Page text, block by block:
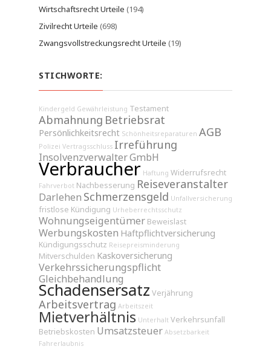
Wirtschaftsrecht Urteile (194)
Zivilrecht Urteile (698)
Zwangsvollstreckungsrecht Urteile (19)
STICHWORTE:
Kindergeld Gewährleistung Testament
Abmahnung Betriebsrat
Persönlichkeitsrecht Schönheitsreparaturen AGB
Polizei Vertragsschluss Irreführung
InsolvenzverwalterGmbH
Verbraucher Haftung Widerrufsrecht
Fahrverbot Nachbesserung Reiseveranstalter
Darlehen Schmerzensgeld Unfallversicherung
fristlose Kündigung Urheberrechtsschutz
Wohnungseigentümer Beweislast
Werbungskosten Haftpflichtversicherung
Kündigungsschutz Reisepreisminderung
Mitverschulden Kaskoversicherung
Verkehrssicherungspflicht
Gleichbehandlung
Schadensersatz Verjährung
Arbeitsvertrag Arbeitszeit
Mietverhältnis Unterhalt Verkehrsunfall
Betriebskosten Umsatzsteuer Absetzbarkeit
Fahrerlaubnis